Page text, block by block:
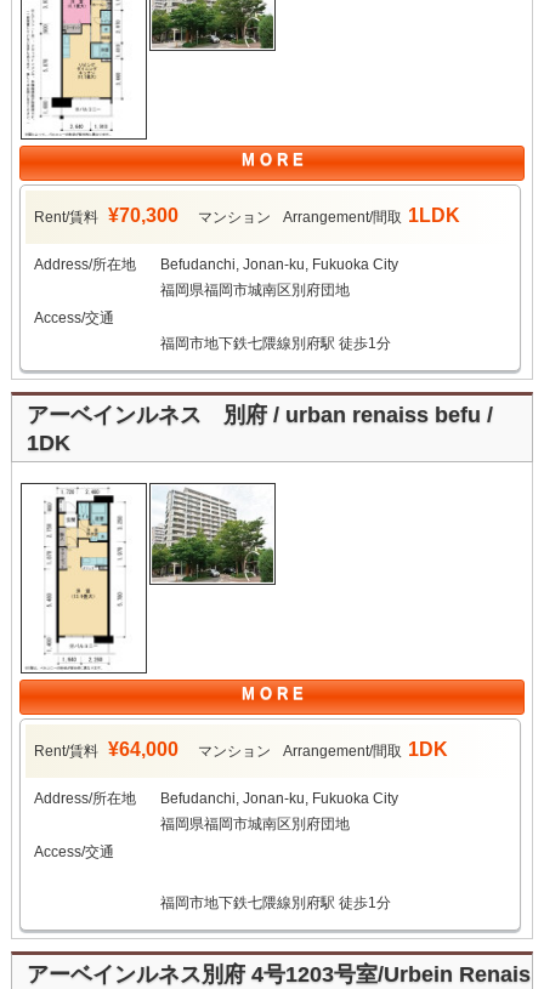
M O R E
Rent/賃料 ¥70,300 マンション Arrangement/間取 1LDK
Address/所在地
Befudanchi, Jonan-ku, Fukuoka City
福岡県福岡市城南区別府団地
Access/交通
福岡市地下鉄七隈線別府駅 徒歩1分
アーベインルネス 別府 / urban renaiss befu /
1DK
M O R E
Rent/賃料 ¥64,000 マンション Arrangement/間取 1DK
Address/所在地
Befudanchi, Jonan-ku, Fukuoka City
福岡県福岡市城南区別府団地
Access/交通
福岡市地下鉄七隈線別府駅 徒歩1分
アーベインルネス別府 4号1203号室/Urbein Renais